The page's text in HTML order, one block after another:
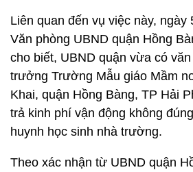
Liên quan đến vụ việc này, ngày
Văn phòng UBND quận Hồng
cho biết, UBND quận vừa có
trưởng Trường Mẫu giáo Mầm
Khai, quận Hồng Bàng, TP Hải
trả kinh phí vận động không
huynh học sinh nhà trường.
Theo xác nhận từ UBND quận